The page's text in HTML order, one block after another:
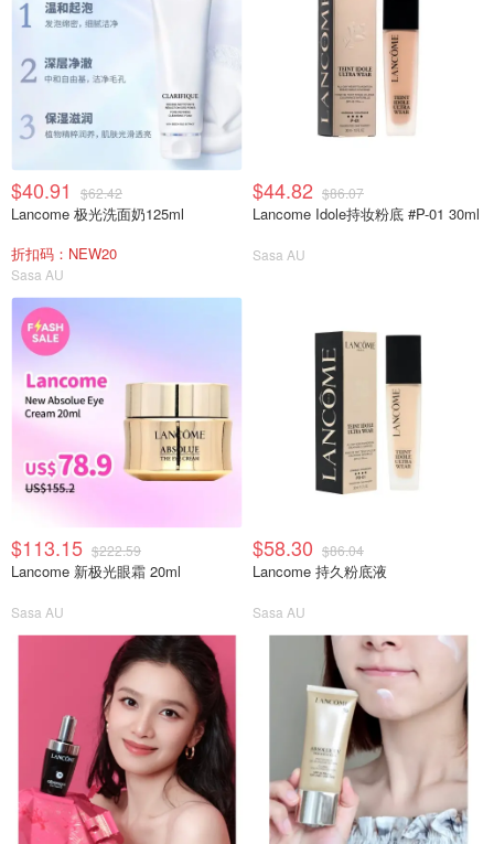
$40.91 $62.42
Lancome 极光洗面奶125ml
折扣码：NEW20
Sasa AU
$44.82 $86.07
Lancome Idole持妆粉底 #P-01 30ml
Sasa AU
$113.15 $222.59
Lancome 新极光眼霜 20ml
Sasa AU
$58.30 $86.04
Lancome 持久粉底液
Sasa AU